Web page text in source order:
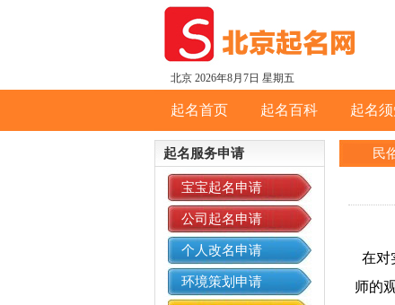
北京 2026年8月7日 星期五
起名首页 起名百科 起名
起名服务申请
宝宝起名申请
公司起名申请
个人改名申请
环境策划申请
民
在对
师的